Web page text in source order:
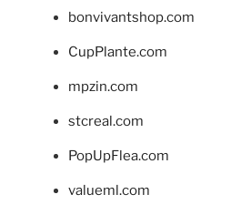
bonvivantshop.com
CupPlante.com
mpzin.com
stcreal.com
PopUpFlea.com
valueml.com